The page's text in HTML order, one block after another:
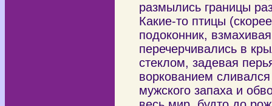
размылись границы
Какие-то птицы
подоконник,
перечерчивались в
стеклом, задевая
воркованием
мужского запаха и